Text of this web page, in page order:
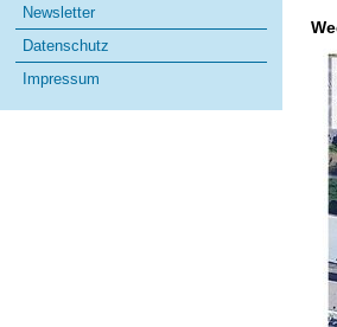
Newsletter
Datenschutz
Impressum